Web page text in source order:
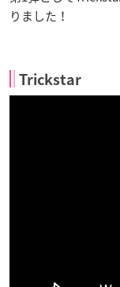
りました！
Trickstar